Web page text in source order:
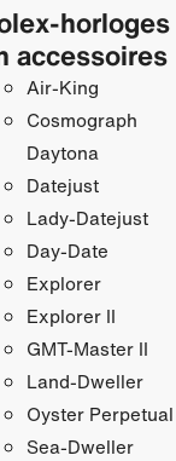
horloges
accessoires
Air-King
Cosmograph
Daytona
Datejust
Lady-Datejust
Day-Date
Explorer
Explorer II
GMT-Master II
Land-Dweller
Oyster Perpetual
Sea-Dweller